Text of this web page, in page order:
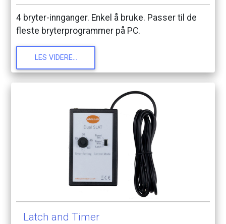
4 bryter-innganger. Enkel å bruke. Passer til de
fleste bryterprogrammer på PC.
LES VIDERE...
Latch and Timer